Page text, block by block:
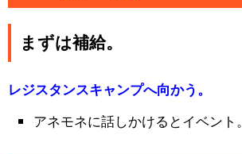
まずは補給。
レジスタンスキャンプへ向かう。
アネモネに話しかけるとイベント。